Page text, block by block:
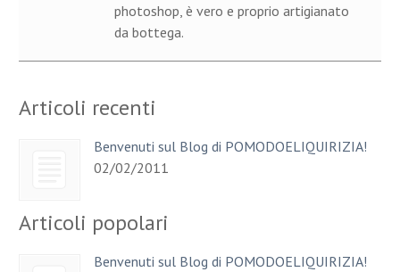
photoshop, è vero e proprio artigianato
da bottega.
Articoli recenti
Benvenuti sul Blog di POMODOELIQUIRIZIA!
02/02/2011
Articoli popolari
Benvenuti sul Blog di POMODOELIQUIRIZIA!